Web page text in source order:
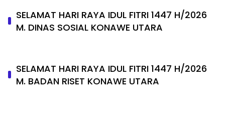
SELAMAT HARI RAYA IDUL FITRI 1447 H/2026
M. DINAS SOSIAL KONAWE UTARA
SELAMAT HARI RAYA IDUL FITRI 1447 H/2026
M. BADAN RISET KONAWE UTARA